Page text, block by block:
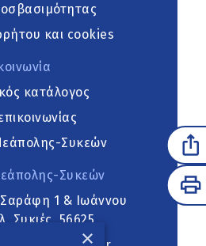
και cookies
κατάλογος
Συκεών
Συκεών
1 & Ιωάννου
Συκιές, 56625
×